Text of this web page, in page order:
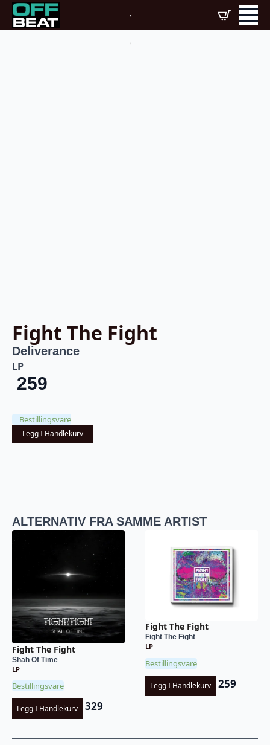
Fight The Fight
Deliverance
LP
259
Bestillingsvare
Legg I Handlekurv
ALTERNATIV FRA SAMME ARTIST
Fight The Fight
Shah Of Time
LP
Bestillingsvare
Legg I Handlekurv 329
Fight The Fight
Fight The Fight
LP
Bestillingsvare
Legg I Handlekurv 259